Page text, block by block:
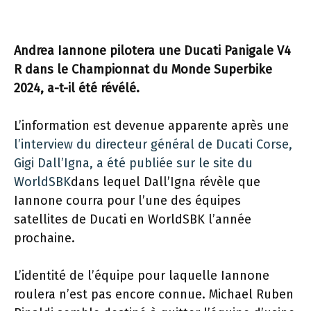
Andrea Iannone pilotera une Ducati Panigale V4
R dans le Championnat du Monde Superbike
2024, a-t-il été révélé.
L’information est devenue apparente après une
l’interview du directeur général de Ducati Corse,
Gigi Dall’Igna, a été publiée sur le site du
WorldSBKdans lequel Dall’Igna révèle que
Iannone courra pour l’une des équipes
satellites de Ducati en WorldSBK l’année
prochaine.
L’identité de l’équipe pour laquelle Iannone
roulera n’est pas encore connue. Michael Ruben